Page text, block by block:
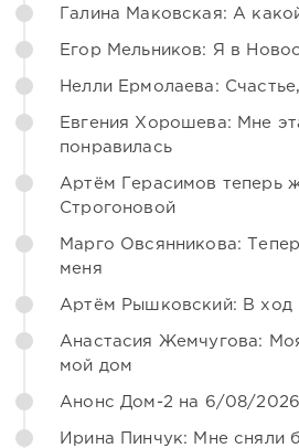
Галина Маковская: А
Егор Мельников: Я в
Нелли Ермолаева:
Евгения Хорошева: Мне
понравилась
Артём Герасимов теперь
Строгоновой
Марго Овсянникова:
меня
Артём Рышковский: В ход
Анастасия Жемчугова:
мой дом
Анонс Дом-2 на 6/08/2026
Ирина Пинчук: Мне сняли